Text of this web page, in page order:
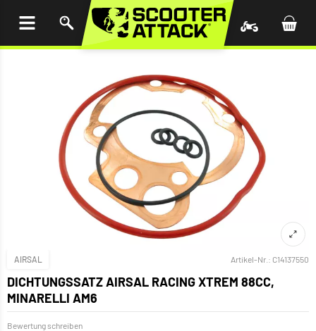
AIRSAL Artikel-Nr.: C14137550
DICHTUNGSSATZ AIRSAL RACING XTREM 88CC,
MINARELLI AM6
Bewertung schreiben